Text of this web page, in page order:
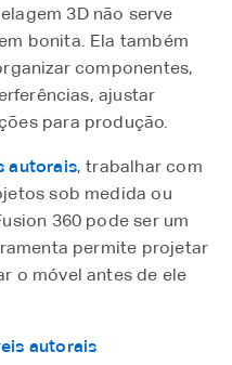
3D não serve
bonita. Ela também
componentes,
ajustar
para produção.
autorais, trabalhar com
sob medida ou
360 pode ser um
permite projetar
o móvel antes de ele
autorais